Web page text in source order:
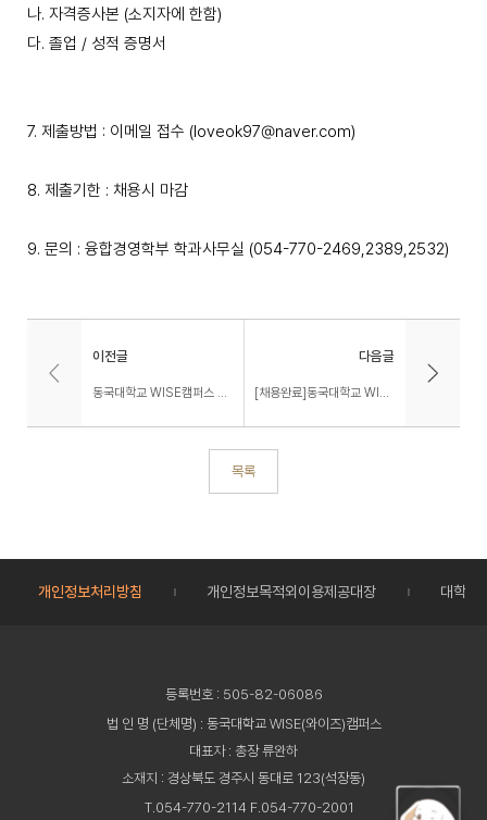
나. 자격증사본 (소지자에 한함)
다. 졸업 / 성적 증명서
7. 제출방법 : 이메일 접수 (loveok97@naver.com)
8. 제출기한 : 채용시 마감
9. 문의 : 융합경영학부 학과사무실 (054-770-2469,2389,2532)
이전글
동국대학교 WISE캠퍼스 한시계약직 채용 공고 (WISE캠퍼스 총장 직속기구(TFT) IR센터)
다음글
[채용완료]동국대학교 WISE캠퍼스 글로벌 사회경영대학 사회복지학과 행정조교 모집 (입사예정 : 2025.03)
목록
개인정보처리방침 개인정보목적외이용제공대장 대학정
등록번호 : 505-82-06086
법 인 명 (단체명) : 동국대학교 WISE(와이즈)캠퍼스
대표자 : 총장 류완하
소재지 : 경상북도 경주시 동대로 123(석장동)
T.054-770-2114 F.054-770-2001